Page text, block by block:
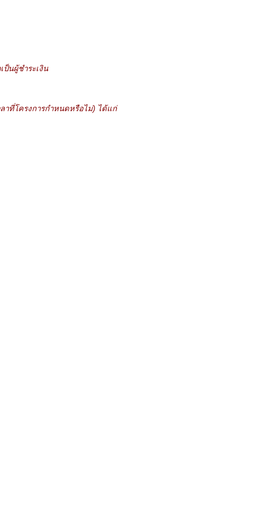
ป็นผู้ชำระเงิน
าที่โครงการกำหนดหรือไม่) ได้แก่